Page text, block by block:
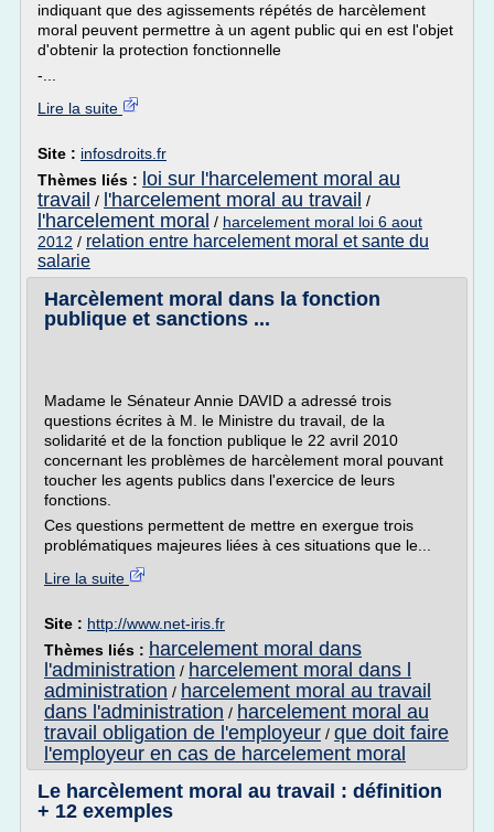
indiquant que des agissements répétés de harcèlement
moral peuvent permettre à un agent public qui en est l'objet
d'obtenir la protection fonctionnelle
-...
Lire la suite
Site : infosdroits.fr
Thèmes liés : loi sur l'harcelement moral au
travail / l'harcelement moral au travail /
l'harcelement moral / harcelement moral loi 6 aout
2012 / relation entre harcelement moral et sante du
salarie
Harcèlement moral dans la fonction
publique et sanctions ...
Madame le Sénateur Annie DAVID a adressé trois
questions écrites à M. le Ministre du travail, de la
solidarité et de la fonction publique le 22 avril 2010
concernant les problèmes de harcèlement moral pouvant
toucher les agents publics dans l'exercice de leurs
fonctions.
Ces questions permettent de mettre en exergue trois
problématiques majeures liées à ces situations que le...
Lire la suite
Site : http://www.net-iris.fr
Thèmes liés : harcelement moral dans
l'administration / harcelement moral dans l
administration / harcelement moral au travail
dans l'administration / harcelement moral au
travail obligation de l'employeur / que doit faire
l'employeur en cas de harcelement moral
Le harcèlement moral au travail : définition
+ 12 exemples